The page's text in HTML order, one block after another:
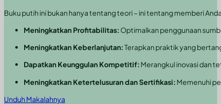
Buku putih ini bukan hanya tentang teori – ini tentang memberi
Meningkatkan Profitabilitas: Optimalkan penggunaan
Meningkatkan Keberlanjutan:Terapkan praktik yang
Dapatkan Keunggulan Kompetitif: Merangkul inovasi dan
Meningkatkan Ketertelusuran dan Sertifikasi: Memenuhi
Unduh Makalahnya